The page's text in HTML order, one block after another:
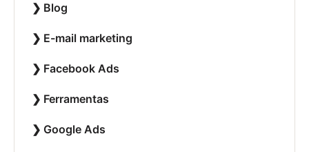
Blog
E-mail marketing
Facebook Ads
Ferramentas
Google Ads